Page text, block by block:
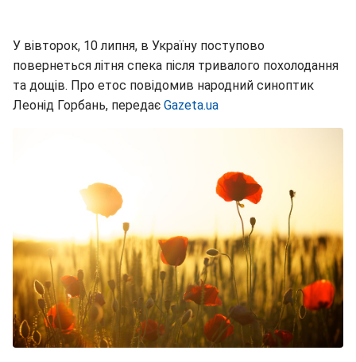
У вівторок, 10 липня, в Україну поступово
повернеться літня спека після тривалого похолодання
та дощів. Про етос повідомив народний синоптик
Леонід Горбань, передає Gazeta.ua